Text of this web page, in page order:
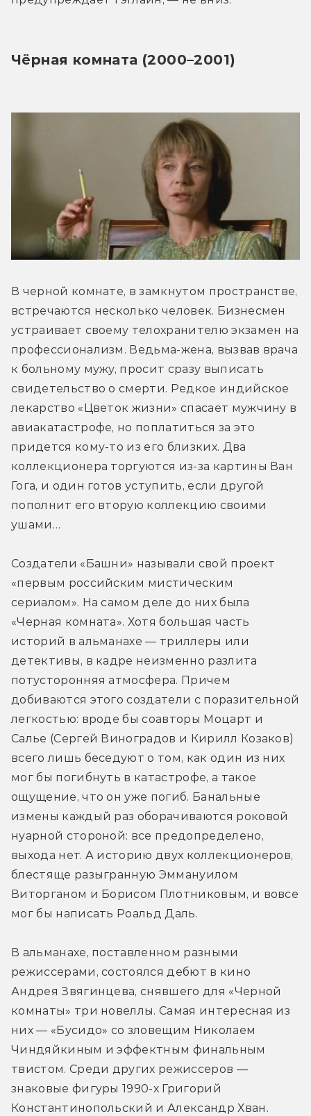
Чёрная комната (2000–2001)
В черной комнате, в замкнутом пространстве,
встречаются несколько человек. Бизнесмен
устраивает своему телохранителю экзамен на
профессионализм. Ведьма-жена, вызвав врача
к больному мужу, просит сразу выписать
свидетельство о смерти. Редкое индийское
лекарство «Цветок жизни» спасает мужчину в
авиакатастрофе, но поплатиться за это
придется кому-то из его близких. Два
коллекционера торгуются из-за картины Ван
Гога, и один готов уступить, если другой
пополнит его вторую коллекцию своими
ушами…
Создатели «Башни» называли свой проект
«первым российским мистическим
сериалом». На самом деле до них была
«Черная комната». Хотя большая часть
историй в альманахе — триллеры или
детективы, в кадре неизменно разлита
потусторонняя атмосфера. Причем
добиваются этого создатели с поразительной
легкостью: вроде бы соавторы Моцарт и
Салье (Сергей Виноградов и Кирилл Козаков)
всего лишь беседуют о том, как один из них
мог бы погибнуть в катастрофе, а такое
ощущение, что он уже погиб. Банальные
измены каждый раз оборачиваются роковой
нуарной стороной: все предопределено,
выхода нет. А историю двух коллекционеров,
блестяще разыгранную Эммануилом
Виторганом и Борисом Плотниковым, и вовсе
мог бы написать Роальд Даль.
В альманахе, поставленном разными
режиссерами, состоялся дебют в кино
Андрея Звягинцева, снявшего для «Черной
комнаты» три новеллы. Самая интересная из
них — «Бусидо» со зловещим Николаем
Чиндяйкиным и эффектным финальным
твистом. Среди других режиссеров —
знаковые фигуры 1990-х Григорий
Константинопольский и Александр Хван.